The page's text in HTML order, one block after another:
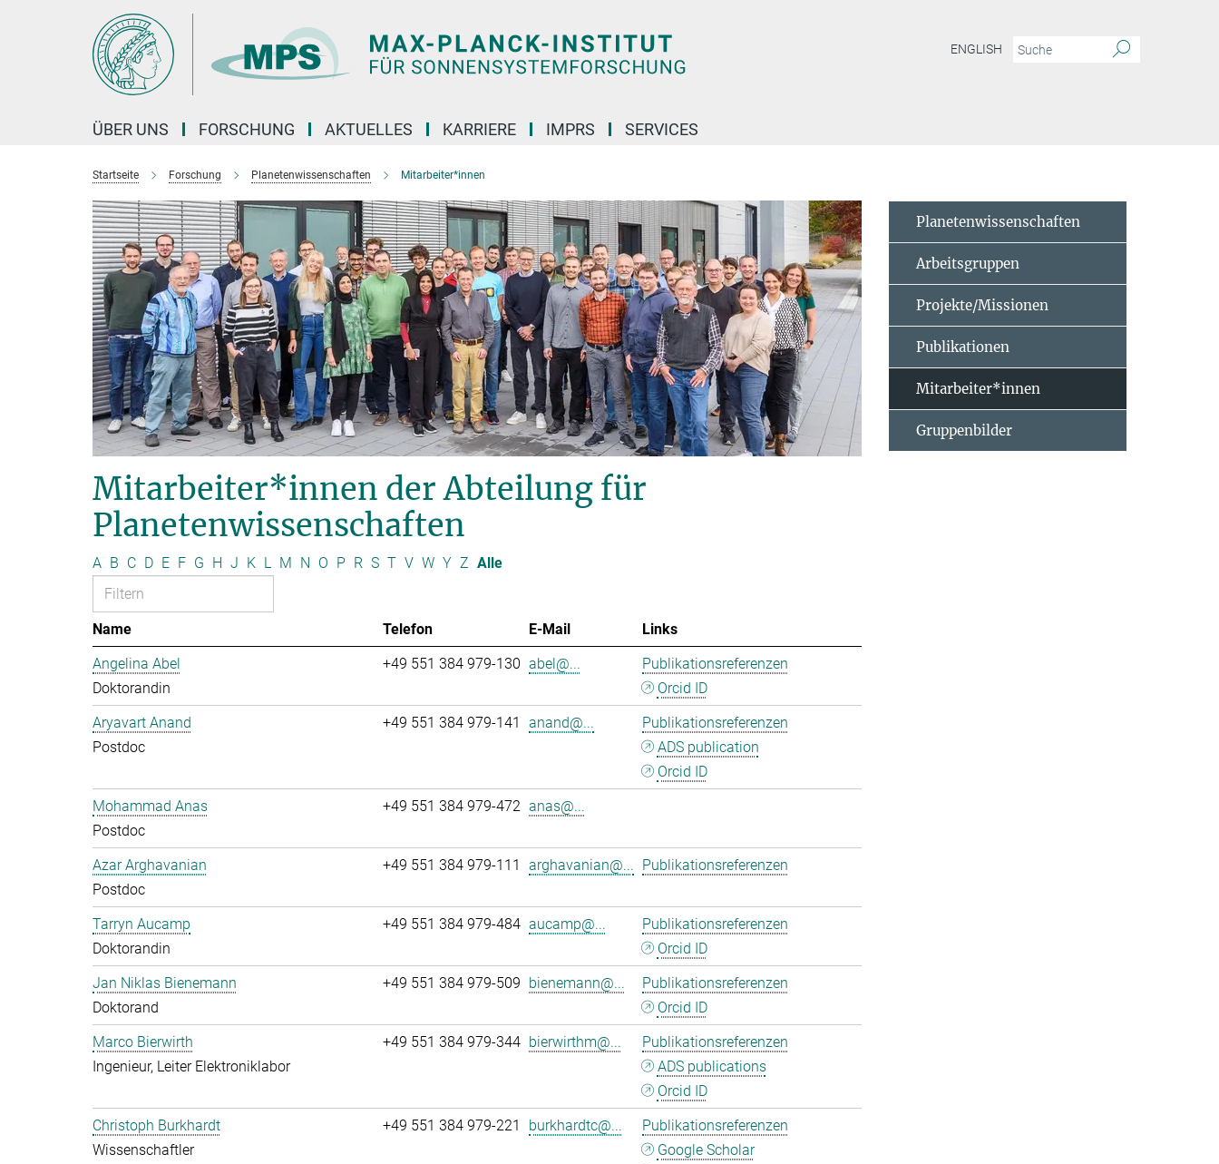
ENGLISH
ÜBER UNS FORSCHUNG AKTUELLES KARRIERE IMPRS SERVICES
Startseite Forschung Planetenwissenschaften Mitarbeiter*innen
Mitarbeiter*innen der Abteilung für
Planetenwissenschaften
A B C D E F G H J K L M N O P R S T V W Y Z Alle
Name Telefon E-Mail
Links
Angelina Abel
Doktorandin
+49 551 384 979-130 abel@...
Publikationsreferenzen
Orcid ID
Aryavart Anand
Postdoc
+49 551 384 979-141 anand@...
Publikationsreferenzen
ADS publication
Orcid ID
Mohammad Anas
Postdoc
+49 551 384 979-472 anas@...
Azar Arghavanian
Postdoc
+49 551 384 979-111 arghavanian@... Publikationsreferenzen
Tarryn Aucamp
Doktorandin
+49 551 384 979-484 aucamp@...
Publikationsreferenzen
Orcid ID
Jan Niklas Bienemann
Doktorand
+49 551 384 979-509 bienemann@...
Publikationsreferenzen
Orcid ID
Marco Bierwirth
Ingenieur, Leiter Elektroniklabor
+49 551 384 979-344 bierwirthm@...
Publikationsreferenzen
ADS publications
Orcid ID
Christoph Burkhardt
Wissenschaftler
+49 551 384 979-221 burkhardtc@...
Publikationsreferenzen
Google Scholar
Planetenwissenschaften
Arbeitsgruppen
Projekte/Missionen
Publikationen
Mitarbeiter*innen
Gruppenbilder